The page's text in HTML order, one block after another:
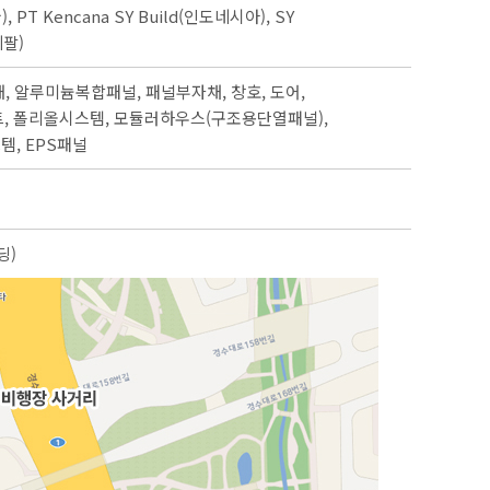
PT Kencana SY Build(인도네시아), SY
)
알루미늄복합패널, 패널부자채, 창호, 도어,
폴리올시스템, 모듈러하우스(구조용단열패널),
, EPS패널
)